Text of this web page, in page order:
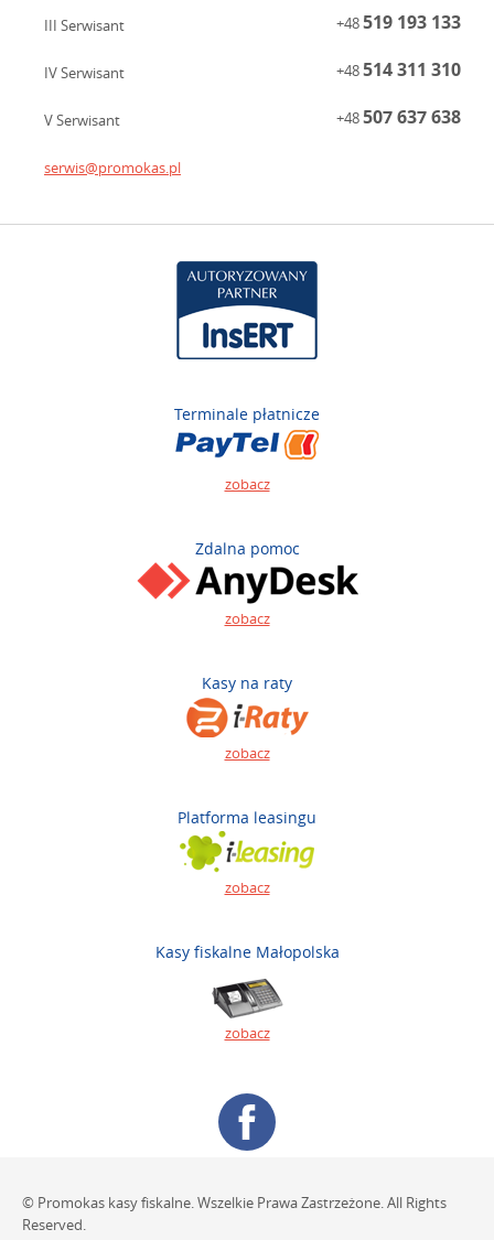
III Serwisant +48519 193 133
IV Serwisant +48514 311 310
V Serwisant +48507 637 638
serwis@promokas.pl
Terminale płatnicze
zobacz
Zdalna pomoc
zobacz
Kasy na raty
zobacz
Platforma leasingu
zobacz
Kasy fiskalne Małopolska
zobacz
© Promokas kasy fiskalne. Wszelkie Prawa Zastrzeżone. All Rights
Reserved.